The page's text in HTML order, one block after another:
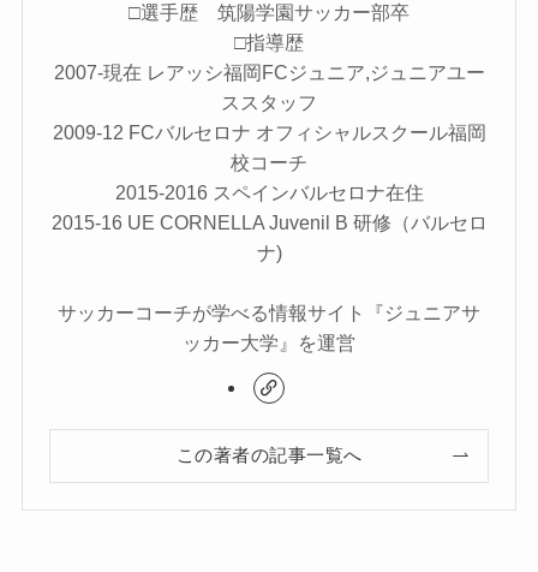
□選手歴 筑陽学園サッカー部卒
□指導歴
2007-現在 レアッシ福岡FCジュニア,ジュニアユー
ススタッフ
2009-12 FCバルセロナ オフィシャルスクール福岡
校コーチ
2015-2016 スペインバルセロナ在住
2015-16 UE CORNELLA Juvenil B 研修（バルセロ
ナ)
サッカーコーチが学べる情報サイト『ジュニアサ
ッカー大学』を運営
この著者の記事一覧へ